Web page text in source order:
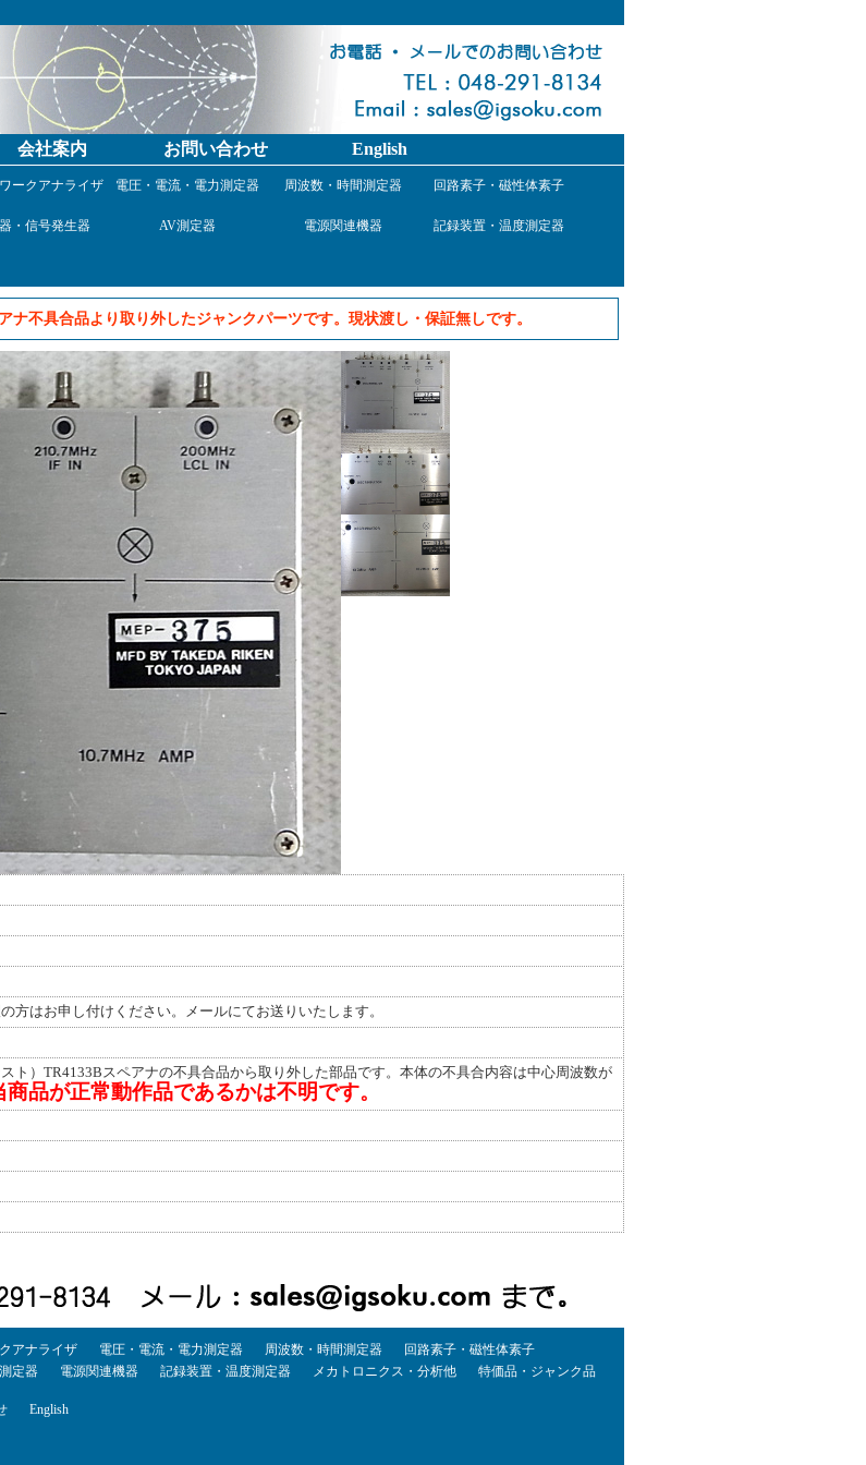
会社案内 お問い合わせ English
ークアナライザ 電圧・電流・電力測定器 周波数・時間測定器 回路素子・磁性体素子
・信号発生器 AV測定器 電源関連機器 記録装置・温度測定器
ナ不具合品より取り外したジャンクパーツです。現状渡し・保証無しです。
方はお申し付けください。メールにてお送りいたします。
ト）TR4133Bスペアナの不具合品から取り外した部品です。本体の不具合内容は中心周波数が
商品が正常動作品であるかは不明です。
アナライザ 電圧・電流・電力測定器 周波数・時間測定器
回路素子・磁性体素子
定器 電源関連機器 記録装置・温度測定器 メカトロニクス・分析他 特価品・ジャンク品
English